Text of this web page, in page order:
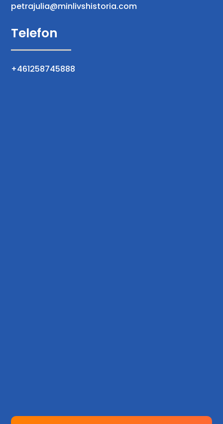
petrajulia@minlivshistoria.com
Telefon
+461258745888